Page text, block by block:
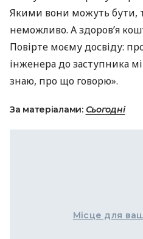
Якими вони можуть бути,
неможливо. А здоров’я
Повірте моєму досвіду:
інженера до заступника
знаю, про що говорю».
За матеріалами: Сьогодні
Місце для